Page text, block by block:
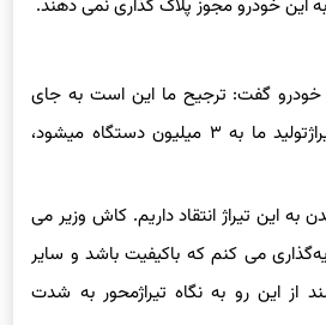
خودرو گفت: ترجیح ما این است به جای
اینکه آقای وزیر بگویند تیراژتولید ما به ۳ میلیون دستگاه می‎شود،
این تیراژ انتقاد داریم. کاش وزیر می
می کنم که باکیفیت باشد و سایر
از این رو به نگاه تیراژمحور به شدت